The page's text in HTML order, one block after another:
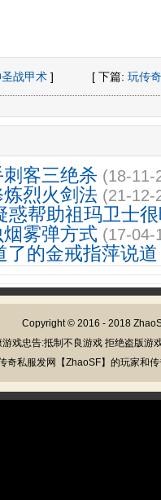
战甲术 ] [ 下篇: 玩传
客三绝杀 (18-11-
烈火剑法 (21-12-
惑帮助祖玛卫士
雾弹方式 (17-04-
了的金戒指萍说道
Copyright © 2016 - 2018
游戏忠告:抵制不良游戏 拒绝盗版游
奇私服发网【ZhaoSF】的玩家和